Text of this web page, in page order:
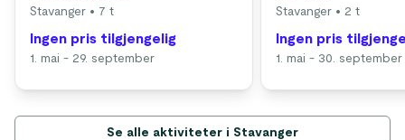
Stavanger • 7 t
Ingen pris tilgjengelig
1. mai - 29. september
Stavanger • 2 t
Ingen pris
1. mai - 30. september
Se alle aktiviteter i Stavanger